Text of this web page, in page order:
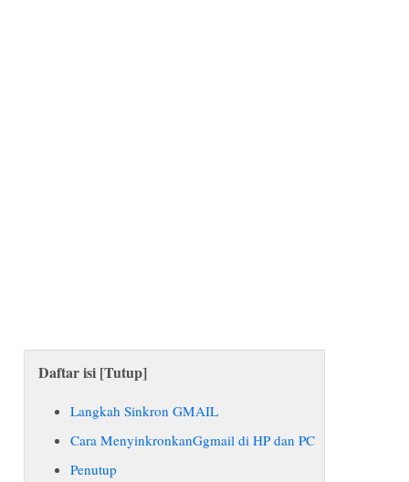
Daftar isi [Tutup]
Langkah Sinkron GMAIL
Cara MenyinkronkanGgmail di HP dan PC
Penutup